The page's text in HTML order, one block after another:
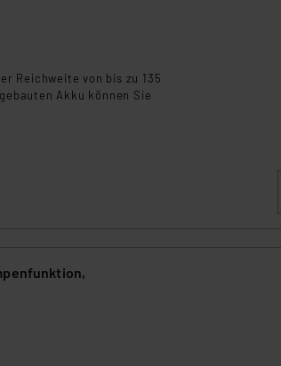
für Europäer bestehen.
insbesondere der Art der übermittelten
Reichweite von bis zu 135
Akku können Sie